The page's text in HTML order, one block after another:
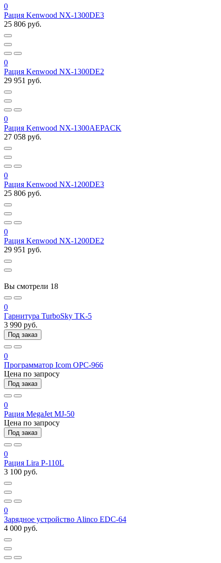
0
Рация Kenwood NX-1300DE3
25 806 руб.
0
Рация Kenwood NX-1300DE2
29 951 руб.
0
Рация Kenwood NX-1300AEPACK
27 058 руб.
0
Рация Kenwood NX-1200DE3
25 806 руб.
0
Рация Kenwood NX-1200DE2
29 951 руб.
Вы смотрели 18
0
Гарнитура TurboSky TK-5
3 990 руб.
Под заказ
0
Программатор Icom OPC-966
Цена по запросу
Под заказ
0
Рация MegaJet MJ-50
Цена по запросу
Под заказ
0
Рация Lira P-110L
3 100 руб.
0
Зарядное устройство Alinco EDC-64
4 000 руб.